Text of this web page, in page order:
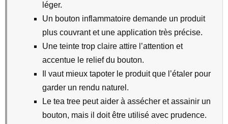
léger.
Un bouton inflammatoire demande un produit
plus couvrant et une application très précise.
Une teinte trop claire attire l’attention et
accentue le relief du bouton.
Il vaut mieux tapoter le produit que l’étaler pour
garder un rendu naturel.
Le tea tree peut aider à assécher et assainir un
bouton, mais il doit être utilisé avec prudence.